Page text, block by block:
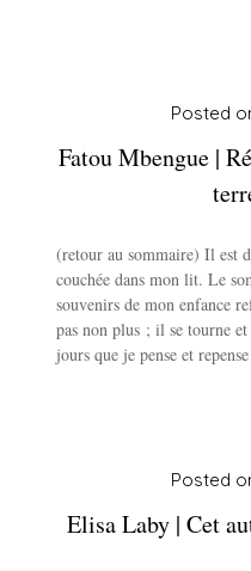
Fatou Mbengue |
Posted
(retour au sommaire) Il est
couchée dans mon lit. Le
souvenirs de mon enfance
pas non plus ; il se tourne
jours que je pense et
Elisa Laby | Cet
Posted